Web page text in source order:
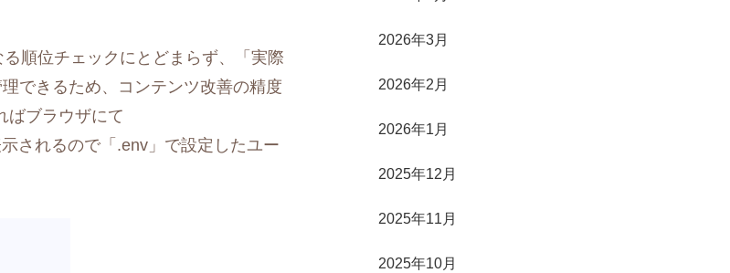
順位チェックにとどまらず、「実際
できるため、コンテンツ改善の精度
ばブラウザにて
されるので「.env」で設定したユー
2026年3月
2026年2月
2026年1月
2025年12月
2025年11月
2025年10月